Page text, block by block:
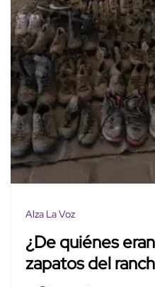
Alza La Voz
¿De quiénes
zapatos del